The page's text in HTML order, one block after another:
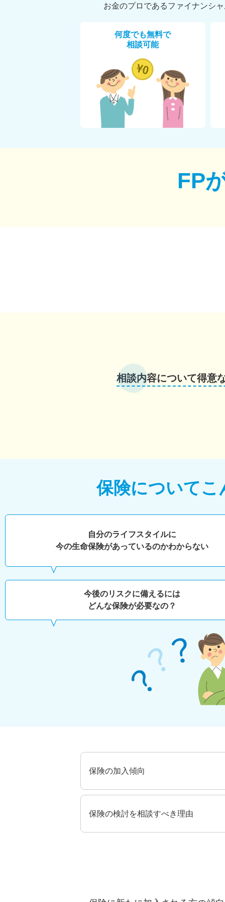
お金のプロであるファイナンシ
何度でも無料で
相談可能
FP
相談内容について得意
保険についてこ
自分のライフスタイルに
今の生命保険があっているのかわからない
今後のリスクに備えるには
どんな保険が必要なの？
保険の加入傾向
保険の検討を相談すべき理由